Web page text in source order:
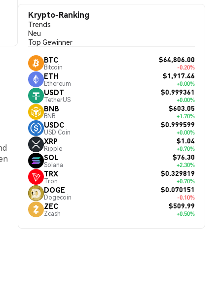
Krypto-Ranking
Trends
Neu
Top Gewinner
BTC
Bitcoin
$64,806.00
-0.20%
ETH
Ethereum
$1,917.46
+0.00%
USDT
TetherUS
$0.999361
+0.00%
BNB
BNB
$603.05
+1.70%
USDC
USD Coin
$0.999599
+0.00%
XRP
Ripple
$1.04
+0.70%
SOL
Solana
$76.30
+2.30%
TRX
Tron
$0.329819
+0.70%
DOGE
Dogecoin
$0.070151
-0.10%
ZEC
Zcash
$509.99
+0.50%